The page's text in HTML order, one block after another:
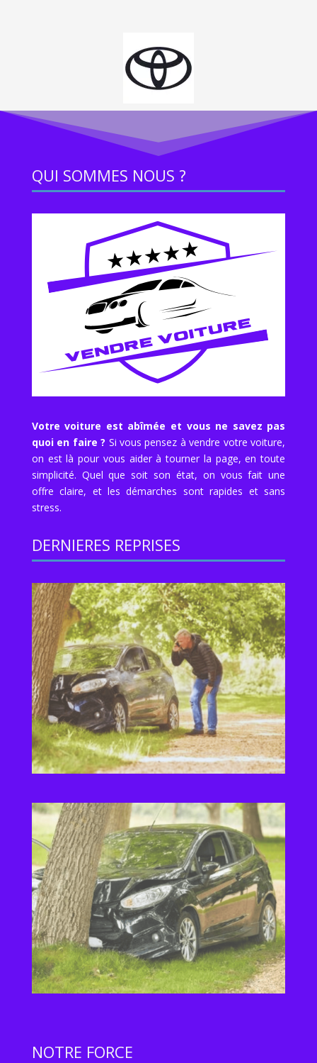
QUI SOMMES NOUS ?
Votre voiture est abîmée et vous ne savez pas
quoi en faire ? Si vous pensez à vendre votre voiture,
on est là pour vous aider à tourner la page, en toute
simplicité. Quel que soit son état, on vous fait une
offre claire, et les démarches sont rapides et sans
stress.
DERNIERES REPRISES
NOTRE FORCE